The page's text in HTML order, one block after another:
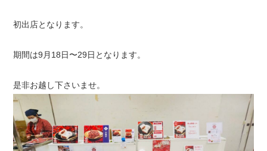
初出店となります。
期間は9月18日〜29日となります。
是非お越し下さいませ。